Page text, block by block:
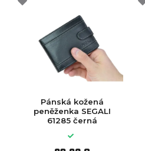
Pánská kožená
peněženka SEGALI
61285 černá